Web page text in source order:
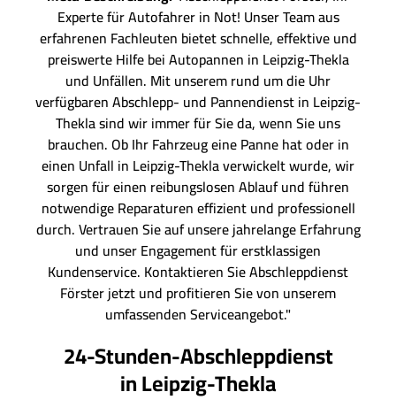
Experte für Autofahrer in Not! Unser Team aus
erfahrenen Fachleuten bietet schnelle, effektive und
preiswerte Hilfe bei Autopannen in Leipzig-Thekla
und Unfällen. Mit unserem rund um die Uhr
verfügbaren Abschlepp- und Pannendienst in Leipzig-
Thekla sind wir immer für Sie da, wenn Sie uns
brauchen. Ob Ihr Fahrzeug eine Panne hat oder in
einen Unfall in Leipzig-Thekla verwickelt wurde, wir
sorgen für einen reibungslosen Ablauf und führen
notwendige Reparaturen effizient und professionell
durch. Vertrauen Sie auf unsere jahrelange Erfahrung
und unser Engagement für erstklassigen
Kundenservice. Kontaktieren Sie Abschleppdienst
Förster jetzt und profitieren Sie von unserem
umfassenden Serviceangebot."
24-Stunden-Abschleppdienst
in Leipzig-Thekla